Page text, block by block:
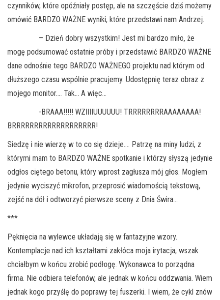
czynników, które opóźniały postęp, ale na szczęście dziś możemy
omówić BARDZO WAŻNE wyniki, które przedstawi nam Andrzej.
– Dzień dobry wszystkim! Jest mi bardzo miło, że
mogę podsumować ostatnie próby i przedstawić BARDZO WAŻNE
dane odnośnie tego BARDZO WAŻNEGO projektu nad którym od
dłuższego czasu wspólnie pracujemy. Udostępnię teraz obraz z
mojego monitor…. Tak… A więc…
-BRAAA!!!!! WZIIIIUUUUUU! TRRRRRRRRAAAAAAAA!
BRRRRRRRRRRRRRRRRRRR!
Siedzę i nie wierzę w to co się dzieje…. Patrzę na miny ludzi, z
którymi mam to BARDZO WAŻNE spotkanie i którzy słyszą jedynie
odgłos ciętego betonu, który wprost zagłusza mój głos. Mogłem
jedynie wyciszyć mikrofon, przeprosić wiadomością tekstową,
zejść na dół i odtworzyć pierwsze sceny z Dnia Świra…
***
Pęknięcia na wylewce układają się w fantazyjne wzory.
Kontemplacje nad ich kształtami zakłóca moja irytacja, wszak
chciałbym w końcu zrobić podłogę. Wykonawca to porządna
firma. Nie odbiera telefonów, ale jednak w końcu oddzwania. Wiem
jednak kogo przyślę do poprawy tej fuszerki. I wiem, że cykl znów